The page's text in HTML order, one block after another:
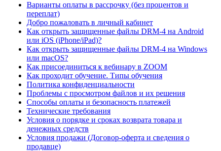
Варианты оплаты в рассрочку (без процентов и
переплат)
Добро пожаловать в личный кабинет
Как открыть защищенные файлы DRM-4 на Android
или iOS (iPhone/iPad)?
Как открыть защищенные файлы DRM-4 на Windows
или macOS?
Как присоединиться к вебинару в ZOOM
Как проходит обучение. Типы обучения
Политика конфиденциальности
Проблемы с просмотром файлов и их решения
Способы оплаты и безопасность платежей
Технические требования
Условия о порядке и сроках возврата товара и
денежных средств
Условия продажи (Договор-оферта и сведения о
продавце)